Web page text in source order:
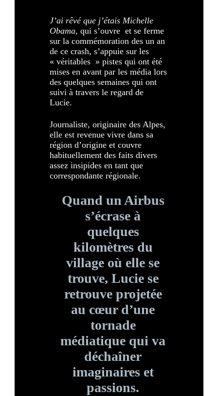
J’ai rêvé que j’étais Michelle
Obama,qui s’ouvre et se ferme
sur la commémoration des un an
de ce crash, s’appuie sur les
« véritables » pistes qui ont été
mises en avant par les média lors
des quelques semaines qui ont
suivi à travers le regard de
Lucie.
Journaliste, originaire des Alpes,
elle est revenue vivre dans sa
région d’origine et couvre
habituellement des faits divers
assez insipides en tant que
correspondante régionale.
Quand un Airbus
s’écrase à
quelques
kilomètres du
village où elle se
trouve, Lucie se
retrouve projetée
au cœur d’une
tornade
médiatique qui va
déchaîner
imaginaires et
passions.